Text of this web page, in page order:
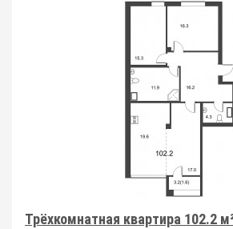
Трёхкомнатная квартира 102.2